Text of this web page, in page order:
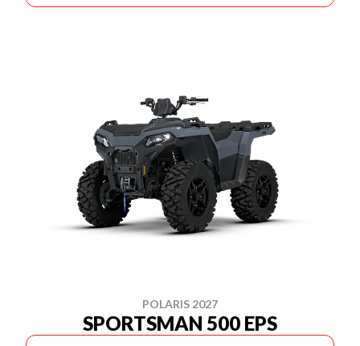
POLARIS 2027
SPORTSMAN 500 EPS